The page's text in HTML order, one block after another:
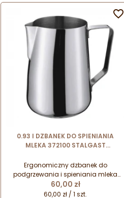
0.93 l DZBANEK DO SPIENIANIA
MLEKA 372100 STALGAST
Ergonomiczny dzbanek do
podgrzewania i spieniania mleka
wykonany ze stali nierdzewnej.
Doskonale sprawdzi się do
Cena
60,00 zł
60,00 zł / 1 szt.
